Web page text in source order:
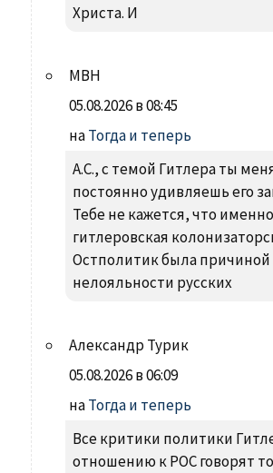
Христа. И
МВН
05.08.2026 в 08:45
наТогда и теперь
А.С., с темой Гитлера ты
постоянно удивляешь его
Тебе не кажется, что именно
гитлеровская
Остполитик была причиной
нелояльности русских
Александр Турик
05.08.2026 в 06:09
наТогда и теперь
Все критики политики
отношению к РОС говорят